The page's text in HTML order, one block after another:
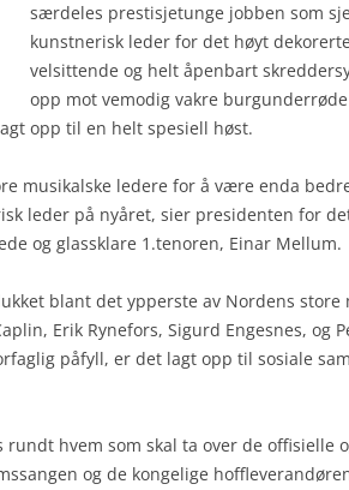
særdeles prestisjetunge jobben som
kunstnerisk leder for det høyt
velsittende og helt åpenbart
opp mot vemodig vakre
opp til en helt spesiell høst.
musikalske ledere for å være enda
leder på nyåret, sier presidenten for
og glassklare 1.tenoren, Einar Mellum.
blant det ypperste av Nordens store
Erik Rynefors, Sigurd Engesnes, og
påfyll, er det lagt opp til sosiale
hvem som skal ta over de offisielle
og de kongelige